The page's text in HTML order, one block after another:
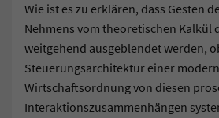
Wie ist es zu erklären, dass Gesten
Nehmens vom theoretischen Kalkül
weitgehend ausgeblendet werden,
Steuerungsarchitektur einer
Wirtschaftsordnung von diesen
Interaktionszusammenhängen